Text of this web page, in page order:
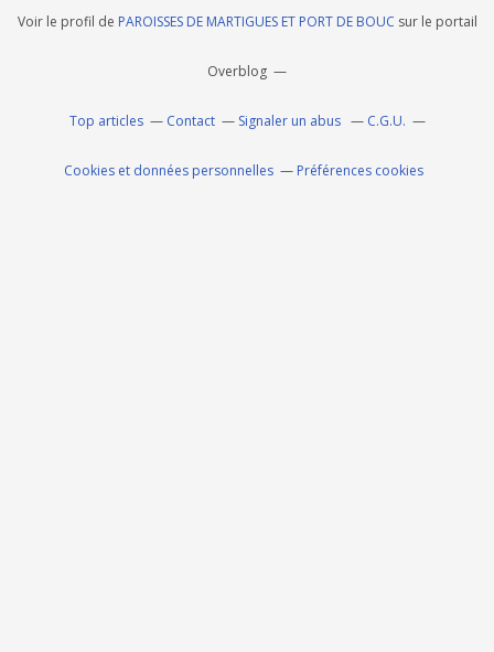
Voir le profil de PAROISSES DE MARTIGUES ET PORT DE BOUC sur le portail
Overblog
Top articles Contact Signaler un abus C.G.U.
Cookies et données personnelles Préférences cookies